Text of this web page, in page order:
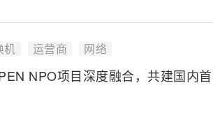
机 运营商 网络
NPO项目深度融合，共建国内